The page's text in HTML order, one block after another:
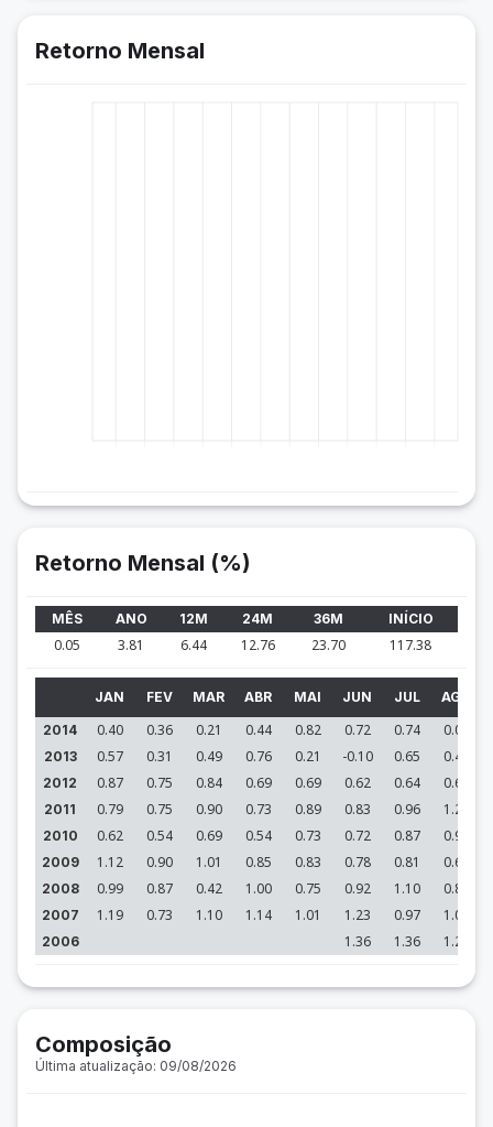
Retorno Mensal
Retorno Mensal (%)
MÊS ANO 12M 24M 36M INÍCIO
0.05 3.81 6.44 12.76 23.70 117.38
JAN FEV MAR ABR MAI JUN JUL AGO
2014
0.40 0.36 0.21 0.44 0.82 0.72 0.74 0.05
2013 0.57 0.31 0.49 0.76 0.21 -0.10 0.65 0.41
2012 0.87 0.75 0.84 0.69 0.69 0.62 0.64 0.66
2011 0.79 0.75 0.90 0.73 0.89 0.83 0.96 1.25
2010 0.62 0.54 0.69 0.54 0.73 0.72 0.87 0.92
2009 1.12 0.90 1.01 0.85 0.83 0.78 0.81 0.66
2008 0.99 0.87 0.42 1.00 0.75 0.92 1.10 0.87
2007 1.19 0.73 1.10 1.14 1.01 1.23 0.97 1.02
2006 1.36 1.36 1.25
Composição
Última atualização: 09/08/2026